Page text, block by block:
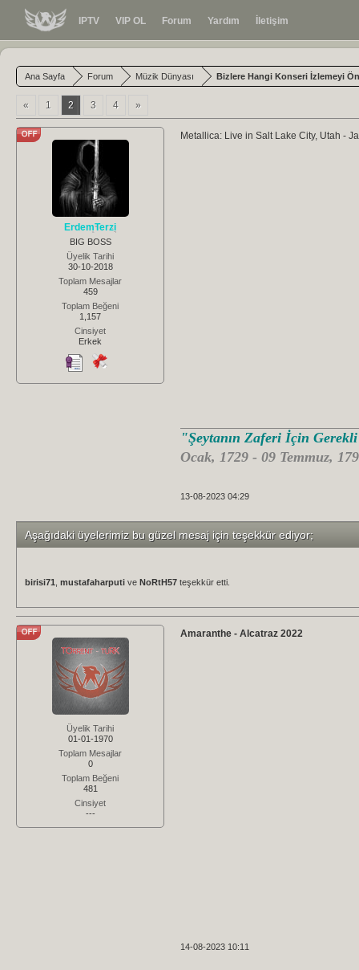
IPTV VIP OL Forum Yardım İletişim
Ana Sayfa Forum Müzik Dünyası Bizlere Hangi Konseri İzlemeyi
« 1 2 3 4 »
ErdemTerzi
BIG BOSS
Üyelik Tarihi
30-10-2018
Toplam Mesajlar
459
Toplam Beğeni
1,157
Cinsiyet
Erkek
Metallica: Live in Salt Lake City, Utah -
"Şeytanın Zaferi İçin
Ocak, 1729 - 09 Temmuz,
13-08-2023 04:29
Aşağıdaki üyelerimiz bu güzel mesaj için teşekkür ediyor;
birisi71 mustafaharputi ve NoRtH57 teşekkür etti.
Üyelik Tarihi
01-01-1970
Toplam Mesajlar
0
Toplam Beğeni
481
Cinsiyet
---
Amaranthe - Alcatraz 2022
14-08-2023 10:11